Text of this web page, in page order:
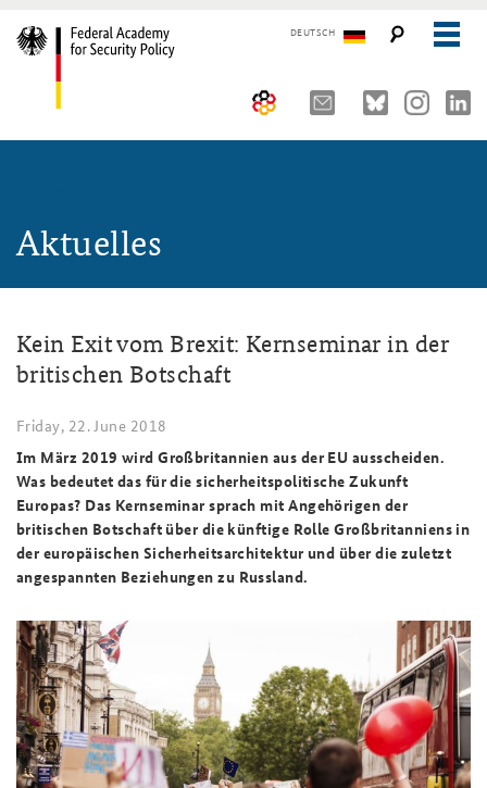
DEUTSCH
Organisation
Partners
Young Leaders in Security Policy
Directions
Security Policy Course for Senior Officials
German Forum on Security Policy
Public Events
Further Events
Working Papers
Aktuelles
Kein Exit vom Brexit: Kernseminar in der
britischen Botschaft
Friday, 22. June 2018
Im März 2019 wird Großbritannien aus der EU ausscheiden.
Was bedeutet das für die sicherheitspolitische Zukunft
Europas? Das Kernseminar sprach mit Angehörigen der
britischen Botschaft über die künftige Rolle Großbritanniens in
der europäischen Sicherheitsarchitektur und über die zuletzt
angespannten Beziehungen zu Russland.